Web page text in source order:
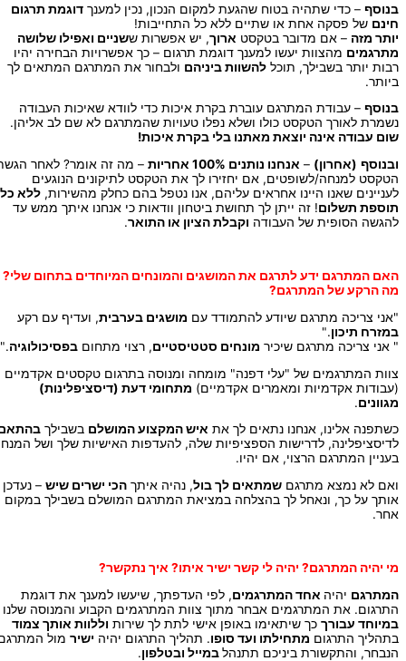
בנוסף– כדי שתהיה בטוח שהגעת למקום הנכון, נכין למענךדוגמת תרגום
חינםשל פסקה אחת או שתיים ללא כל התחייבות!
יותר מזה– אם מדובר בטקסטארוך, יש אפשרות ששניים ואפילו שלושה
מתרגמיםמהצוות יעשו למענך דוגמת תרגום – כך אפשרויות הבחירה יהיו
רבות יותר בשבילך, תוכללהשוות ביניהםולבחור את המתרגם המתאים לך
ביותר.
בנוסף– עבודת המתרגם עוברת בקרת איכות כדי לוודא שאיכות העבודה
נשמרת לאורך הטקסט כולו ושלא נפלו טעויות שהמתרגם לא שם לב אליהן.
שום עבודה אינה יוצאת מאתנו בלי בקרת איכות!
ובנוסף (אחרון)–אנחנו נותנים 100% אחריות
– מה זה אומר? לאחר הגשת
הטקסט למנחה/לשופטים, אם יחזירו לך את הטקסט לתיקונים הנוגעים
לעניינים שאנו היינו אחראים עליהם, אנו נטפל בהם כחלק מהשירות,ללא כל
תוספת תשלום! זה ייתן לך תחושת ביטחון וודאות כי אנחנו איתך ממש עד
להגשה הסופית של העבודהוקבלת הציון או התואר.
האם המתרגם ידע לתרגם את המושגים והמונחים המיוחדים בתחום שלי?
מה הרקע של המתרגם?
"אני צריכה מתרגם שיודע להתמודד עםמושגים בערבית, ועדיף עם רקע
במזרח תיכון."
" אני צריכה מתרגם שיכירמונחים סטטיסטיים, רצוי מתחוםבפסיכולוגיה."
צוות המתרגמים של "עלי דפנה" מומחה ומנוסה בתרגום טקסטים אקדמיים
(עבודות אקדמיות ומאמרים אקדמיים)מתחומי דעת (דיסציפלינות)
מגוונים.
כשתפנה אלינו, אנחנו נתאים לך אתאיש המקצוע המושלםבשבילךבהתאם
לדיסציפלינה, לדרישות הספציפיות שלה, להעדפות האישיות שלך ושל המנחה
בעניין המתרגם הרצוי, אם יהיו.
ואם לא נמצא מתרגםשמתאים לך בול, נהיה איתךהכי ישרים שיש– נעדכן
אותך על כך, ונאחל לך בהצלחה במציאת המתרגם המושלם בשבילך במקום
אחר.
מי יהיה המתרגם? יהיה לי קשר ישיר איתו? איך נתקשר?
המתרגםיהיהאחד המתרגמים, לפי העדפתך, שיעשו למענך את דוגמת
התרגום. את המתרגמים אבחר מתוך צוות המתרגמים הקבוע והמנוסה שלנו
במיוחד עבורךכך שיתאימו באופן אישי לתת לך שירותוללוות אותך צמוד
בתהליך התרגוםמתחילתו ועד סופו. תהליך התרגום יהיהישירמול המתרגם
הנבחר, והתקשורת ביניכם תתנהלבמייל ובטלפון.